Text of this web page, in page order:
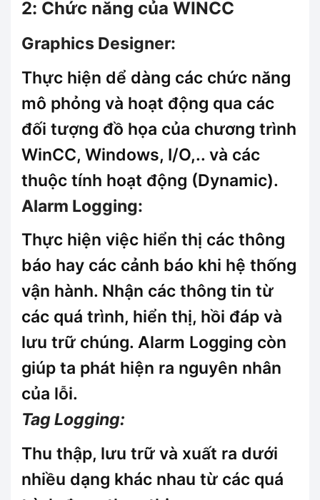
2: Chức năng của WINCC
Graphics Designer:
Thực hiện dể dàng các chức năng
mô phỏng và hoạt động qua các
đối tượng đồ họa của chương trình
WinCC, Windows, I/O,.. và các
thuộc tính hoạt động (Dynamic).
Alarm Logging:
Thực hiện việc hiển thị các thông
báo hay các cảnh báo khi hệ thống
vận hành. Nhận các thông tin từ
các quá trình, hiển thị, hồi đáp và
lưu trữ chúng. Alarm Logging còn
giúp ta phát hiện ra nguyên nhân
của lỗi.
Tag Logging:
Thu thập, lưu trữ và xuất ra dưới
nhiều dạng khác nhau từ các quá